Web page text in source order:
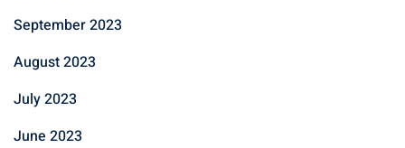
September 2023
August 2023
July 2023
June 2023